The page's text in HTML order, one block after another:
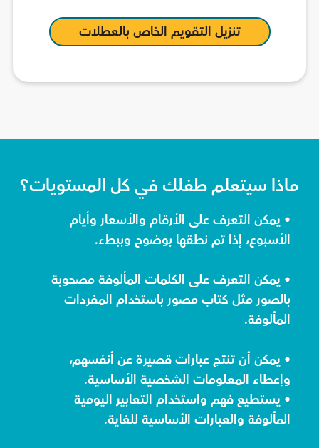
تنزيل التقويم الخاص بالعطلات
ماذا سيتعلم طفلك في كل المستويات؟
• يمكن التعرف على الأرقام والأسعار وأيام
الأسبوع، إذا تم نطقها بوضوح وببطء.
• يمكن التعرف على الكلمات المألوفة مصحوبة
بالصور مثل كتاب مصور باستخدام المفردات
المألوفة.
• يمكن أن تنتج عبارات قصيرة عن أنفسهم،
وإعطاء المعلومات الشخصية الأساسية.
• يستطيع فهم واستخدام التعابير اليومية
المألوفة والعبارات الأساسية للغاية.